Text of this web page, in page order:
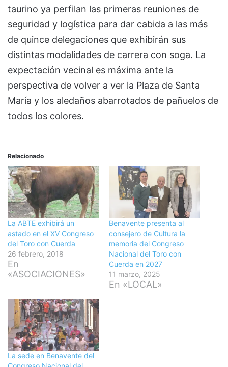
taurino ya perfilan las primeras reuniones de
seguridad y logística para dar cabida a las más
de quince delegaciones que exhibirán sus
distintas modalidades de carrera con soga. La
expectación vecinal es máxima ante la
perspectiva de volver a ver la Plaza de Santa
María y los aledaños abarrotados de pañuelos de
todos los colores.
Relacionado
La ABTE exhibirá un
astado en el XV Congreso
del Toro con Cuerda
26 febrero, 2018
En
«ASOCIACIONES»
Benavente presenta al
consejero de Cultura la
memoria del Congreso
Nacional del Toro con
Cuerda en 2027
11 marzo, 2025
En «LOCAL»
La sede en Benavente del